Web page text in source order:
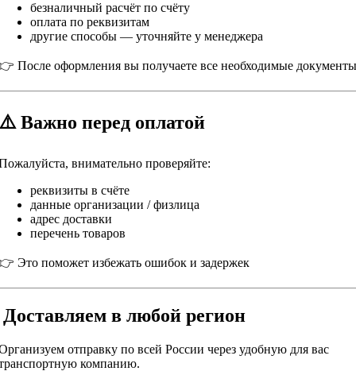
безналичный расчёт по счёту
оплата по реквизитам
другие способы — уточняйте у менеджера
После оформления вы получаете все необходимые документы
Важно перед оплатой
внимательно проверяйте:
реквизиты в счёте
данные организации / физлица
адрес доставки
перечень товаров
Это поможет избежать ошибок и задержек
Доставляем в любой регион
отправку по всей России через удобную для вас
компанию.